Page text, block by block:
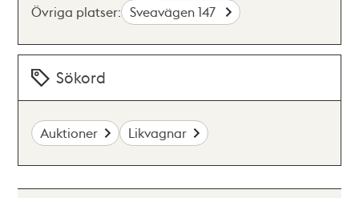
Övriga platser: Sveavägen 147
Sökord
Auktioner Likvagnar